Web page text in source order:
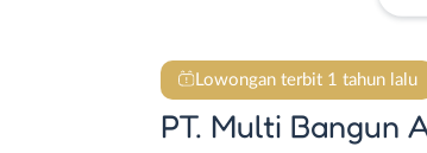
Lowongan terbit 1 tahun lalu
PT. Multi Bangun